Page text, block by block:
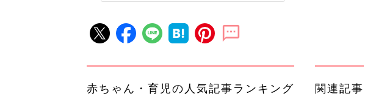
赤ちゃん・育児の人気記事ランキング 関連記事